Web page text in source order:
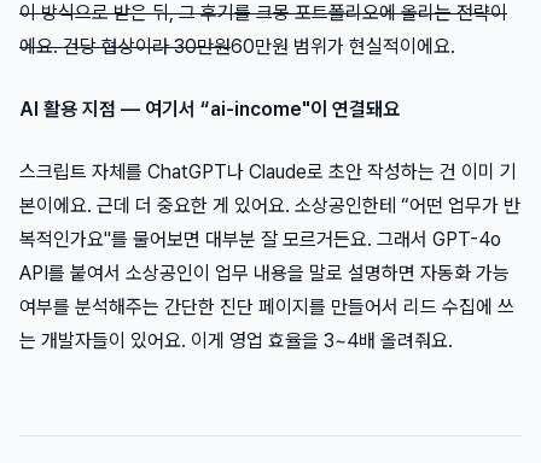
이 방식으로 받은 뒤, 그 후기를 크몽 포트폴리오에 올리는 전략이
에요. 건당 협상이라 30만원60만원 범위가 현실적이에요.
AI 활용 지점 — 여기서 “ai-income"이 연결돼요
스크립트 자체를 ChatGPT나 Claude로 초안 작성하는 건 이미 기
본이에요. 근데 더 중요한 게 있어요. 소상공인한테 “어떤 업무가 반
복적인가요"를 물어보면 대부분 잘 모르거든요. 그래서 GPT-4o
API를 붙여서 소상공인이 업무 내용을 말로 설명하면 자동화 가능
여부를 분석해주는 간단한 진단 페이지를 만들어서 리드 수집에 쓰
는 개발자들이 있어요. 이게 영업 효율을 3~4배 올려줘요.